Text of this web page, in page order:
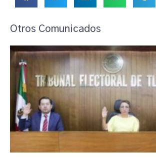
Otros Comunicados